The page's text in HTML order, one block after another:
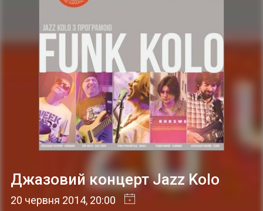
ДОВІДКА
Джазовий концерт Jazz Kolo
20 червня 2014, 20:00